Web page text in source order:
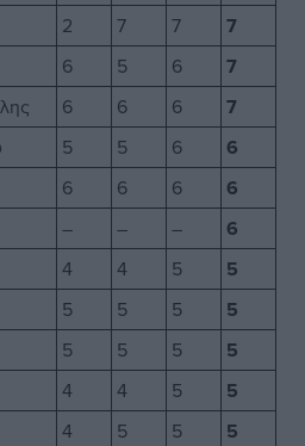
2 7 7 7
6 5 6 7
6 6 6 7
5 5 6 6
6 6 6 6
– – – 6
4 4 5 5
5 5 5 5
5 5 5 5
4 4 5 5
4 5 5 5